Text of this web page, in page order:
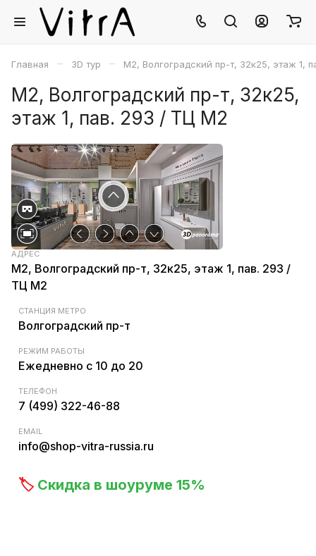
Главная – 3D тур – M2, Волгоградский пр-т, 32к25, этаж 1,
M2, Волгоградский пр-т, 32к25,
этаж 1, пав. 293 / ТЦ М2
АДРЕС
M2, Волгоградский пр-т, 32к25, этаж 1, пав. 293 /
ТЦ М2
СТАНЦИЯ МЕТРО
Волгоградский пр-т
РЕЖИМ РАБОТЫ
Ежедневно с 10 до 20
ТЕЛЕФОН
7 (499) 322-46-88
EMAIL
info@shop-vitra-russia.ru
🏷️ Скидка в шоуруме 15%